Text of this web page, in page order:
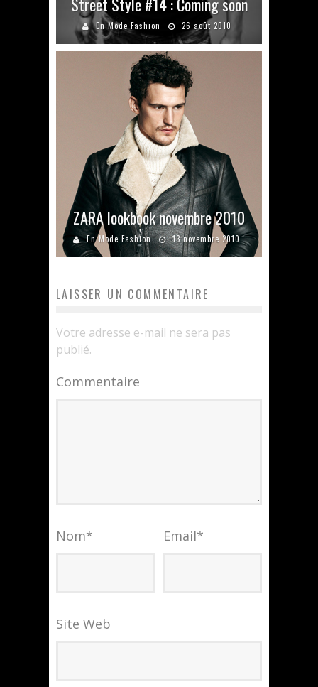
En Mode Fashion 26 août 2010
ZARA lookbook novembre 2010
En Mode Fashion 13 novembre 2010
LAISSER UN COMMENTAIRE
Votre adresse e-mail ne sera pas
publié.
Commentaire
Nom* Email*
Site Web